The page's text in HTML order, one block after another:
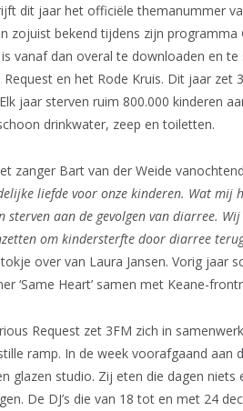
dit jaar het officiële themanummer
zojuist bekend tijdens zijn
vanaf dan overal te downloaden en
Request en het Rode Kruis. Dit jaar
jaar sterven ruim 800.000 kinderen
drinkwater, zeep en toiletten.
zanger Bart van der Weide
liefde voor onze kinderen. Wat mij
sterven aan de gevolgen van diarree.
om kindersterfte door diarree
over van Laura Jansen. Vorig jaar
‘Same Heart’ samen met Keane-
Request zet 3FM zich in
ramp. In de week voorafgaand aan
glazen studio. Zij eten die dagen
De DJ’s die van 18 tot en met 24